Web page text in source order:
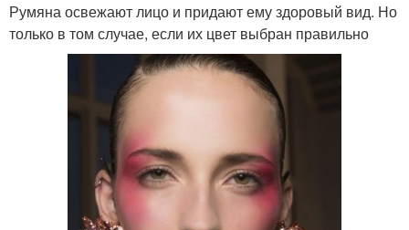
Румяна освежают лицо и придают ему здоровый вид. Но
только в том случае, если их цвет выбран правильно